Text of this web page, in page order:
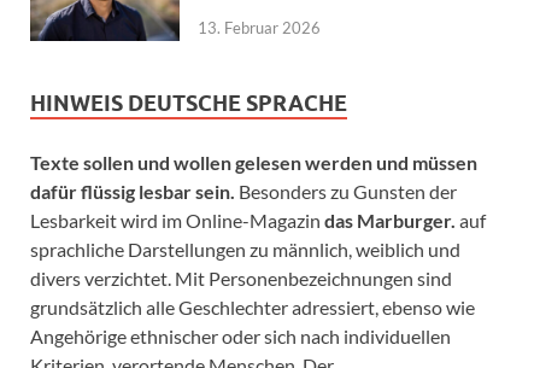
13. Februar 2026
HINWEIS DEUTSCHE SPRACHE
Texte sollen und wollen gelesen werden und müssen
dafür flüssig lesbar sein. Besonders zu Gunsten der
Lesbarkeit wird im Online-Magazin das Marburger. auf
sprachliche Darstellungen zu männlich, weiblich und
divers verzichtet. Mit Personenbezeichnungen sind
grundsätzlich alle Geschlechter adressiert, ebenso wie
Angehörige ethnischer oder sich nach individuellen